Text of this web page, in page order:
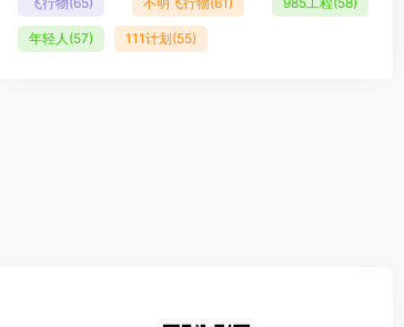
年轻人 (57) 111计划(55)